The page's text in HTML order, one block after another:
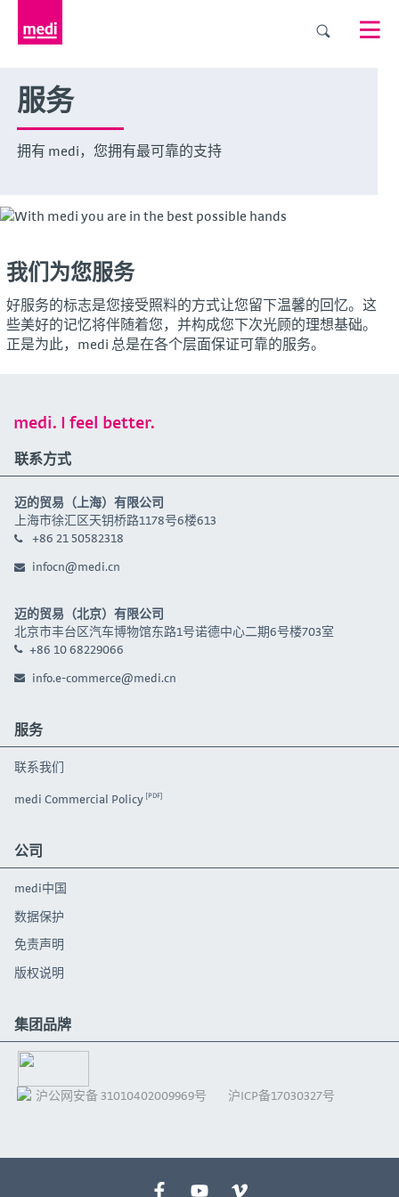
服务
拥有 medi，您拥有最可靠的支持
我们为您服务
好服务的标志是您接受照料的方式让您留下温馨的回忆。这
些美好的记忆将伴随着您，并构成您下次光顾的理想基础。
正是为此，medi 总是在各个层面保证可靠的服务。
medi. I feel better.
联系方式
迈的贸易（上海）有限公司
上海市徐汇区天钥桥路1178号6楼613
+86 21 50582318
infocn@medi.cn
迈的贸易（北京）有限公司
北京市丰台区汽车博物馆东路1号诺德中心二期6号楼703室
+86 10 68229066
info.e-commerce@medi.cn
服务
联系我们
medi Commercial Policy
公司
medi中国
数据保护
免责声明
版权说明
集团品牌
沪公网安备 31010402009969号 沪ICP备17030327号